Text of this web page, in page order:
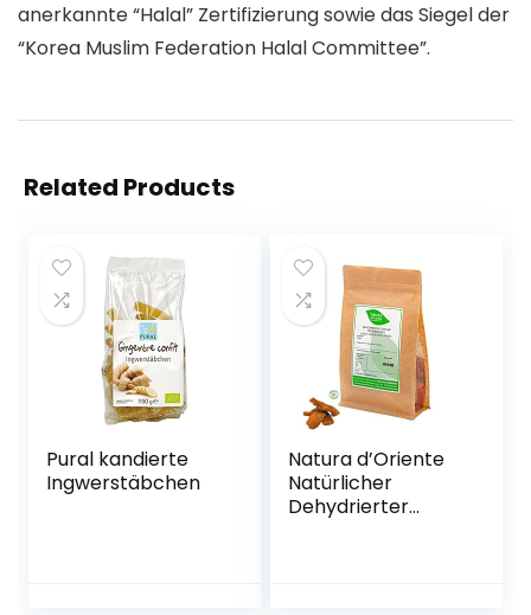
anerkannte “Halal” Zertifizierung sowie das Siegel der
“Korea Muslim Federation Halal Committee”.
Related Products
Pural kandierte
Ingwerstäbchen
Natura d’Oriente
Natürlicher
Dehydrierter